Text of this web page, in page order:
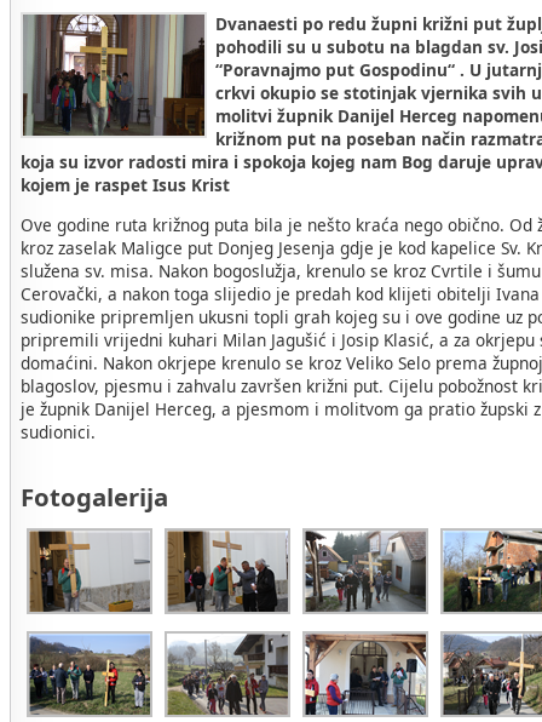
Dvanaesti po redu župni križni put
pohodili su u subotu na blagdan sv.
“Poravnajmo put Gospodinu“ . U
crkvi okupio se stotinjak vjernika svih
molitvi župnik Danijel Herceg
križnom put na poseban način
koja su izvor radosti mira i spokoja kojeg nam Bog daruje
kojem je raspet Isus Krist
Ove godine ruta križnog puta bila je nešto kraća nego obično. Od
kroz zaselak Maligce put Donjeg Jesenja gdje je kod kapelice Sv.
služena sv. misa. Nakon bogoslužja, krenulo se kroz Cvrtile i
Cerovački, a nakon toga slijedio je predah kod klijeti obitelji
sudionike pripremljen ukusni topli grah kojeg su i ove godine uz
pripremili vrijedni kuhari Milan Jagušić i Josip Klasić, a za
domaćini. Nakon okrjepe krenulo se kroz Veliko Selo prema
blagoslov, pjesmu i zahvalu završen križni put. Cijelu pobožnost
je župnik Danijel Herceg, a pjesmom i molitvom ga pratio župski
sudionici.
Fotogalerija